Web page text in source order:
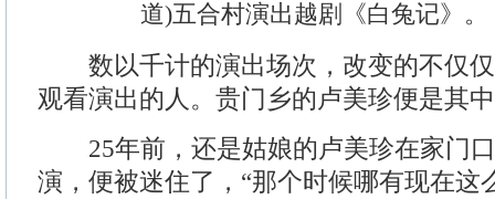
道)五合村演出越剧《白兔记》。
数以千计的演出场次，改变的不仅仅
观看演出的人。贵门乡的卢美珍便是其
25年前，还是姑娘的卢美珍在家门口
演，便被迷住了，“那个时候哪有现在这